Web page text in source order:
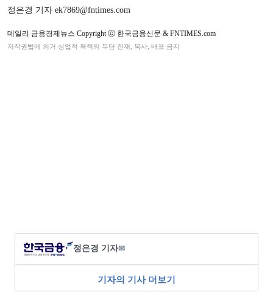
정은경 기자 ek7869@fntimes.com
데일리 금융경제뉴스 Copyright ⓒ 한국금융신문 & FNTIMES.com
저작권법에 의거 상업적 목적의 무단 전재, 복사, 배포 금지
정은경 기자✉
기자의 기사 더보기